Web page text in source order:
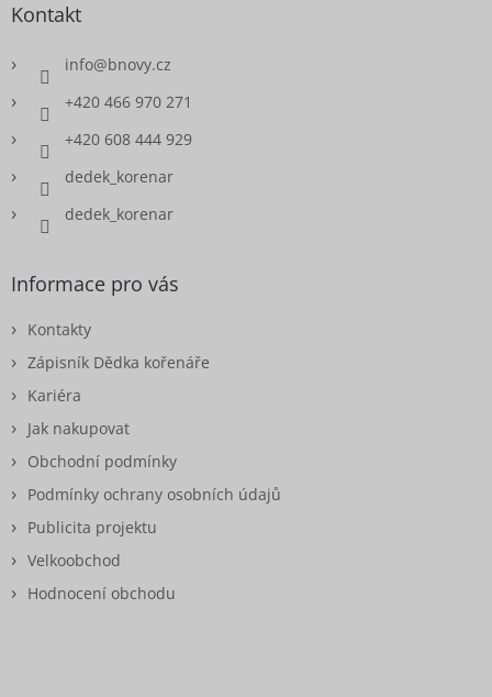
Kontakt
info@bnovy.cz
+420 466 970 271
+420 608 444 929
dedek_korenar
dedek_korenar
Informace pro vás
Kontakty
Zápisník Dědka kořenáře
Kariéra
Jak nakupovat
Obchodní podmínky
Podmínky ochrany osobních údajů
Publicita projektu
Velkoobchod
Hodnocení obchodu